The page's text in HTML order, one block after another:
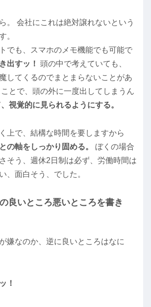
。 会社にこれは絶対譲れないという
。
でも、スマホのメモ機能でも可能で
出すッ！ 頭の中で考えていても、
してくるのでまとまらないことがあ
とで、頭の外に一度出してしまうん
視覚的に見られるようにする。
上で、結構な時間を要しますから
の軸をしっかり固める。
ぼくの場合
そう、週休2日制は必ず、労働時間は
、面白そう、でした。
良いところ悪いところを書き
嫌なのか、逆に良いところはなに
！